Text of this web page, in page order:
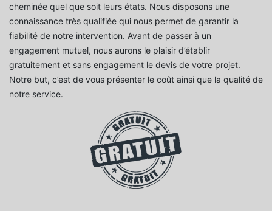
cheminée quel que soit leurs états. Nous disposons une
connaissance très qualifiée qui nous permet de garantir la
fiabilité de notre intervention. Avant de passer à un
engagement mutuel, nous aurons le plaisir d’établir
gratuitement et sans engagement le devis de votre projet.
Notre but, c’est de vous présenter le coût ainsi que la qualité de
notre service.